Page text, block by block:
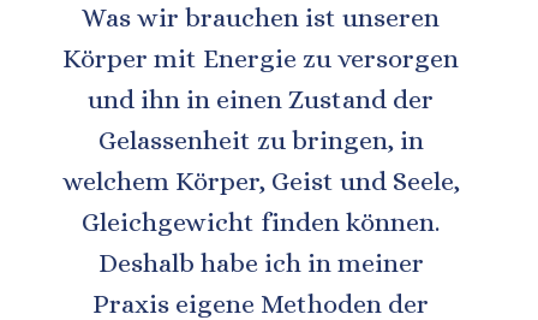
Was wir brauchen ist unseren
Körper mit Energie zu versorgen
und ihn in einen Zustand der
Gelassenheit zu bringen, in
welchem Körper, Geist und Seele,
Gleichgewicht finden können.
Deshalb habe ich in meiner
Praxis eigene Methoden der